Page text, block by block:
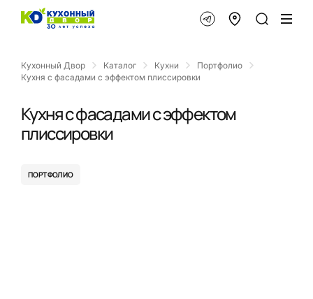
Кухонный Двор Каталог Кухни
Портфолио
Кухня с фасадами с эффектом плиссировки
Кухня с фасадами с эффектом
плиссировки
ПОРТФОЛИО